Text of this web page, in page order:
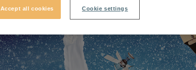
Accept all cookies Cookie settings